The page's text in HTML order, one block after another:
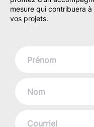
mesure qui contribuera
vos projets.